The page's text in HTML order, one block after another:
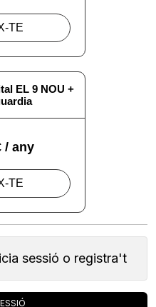
sessió o registra't